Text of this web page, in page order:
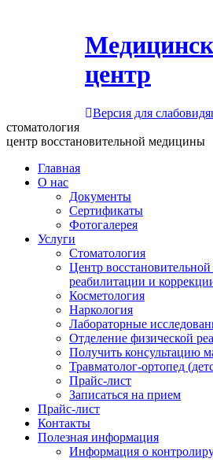
центр
Версия для
стоматология
центр восстановительной медицины
Главная
О нас
Документы
Сертификаты
Фотогалерея
Услуги
Стоматология
Центр
реабилитации и
Косметология
Наркология
Лабораторные
Отделение физической
Получить консультацию
Травматолог-ортопед
Прайс-лист
Записаться на прием
Прайс-лист
Контакты
Полезная информация
Информация о